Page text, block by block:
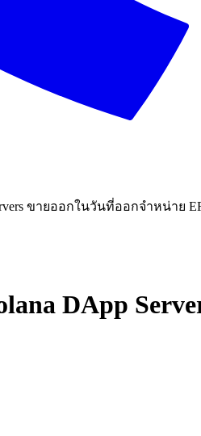
ขายออกในวันที่ออกจําหน่าย
DApp